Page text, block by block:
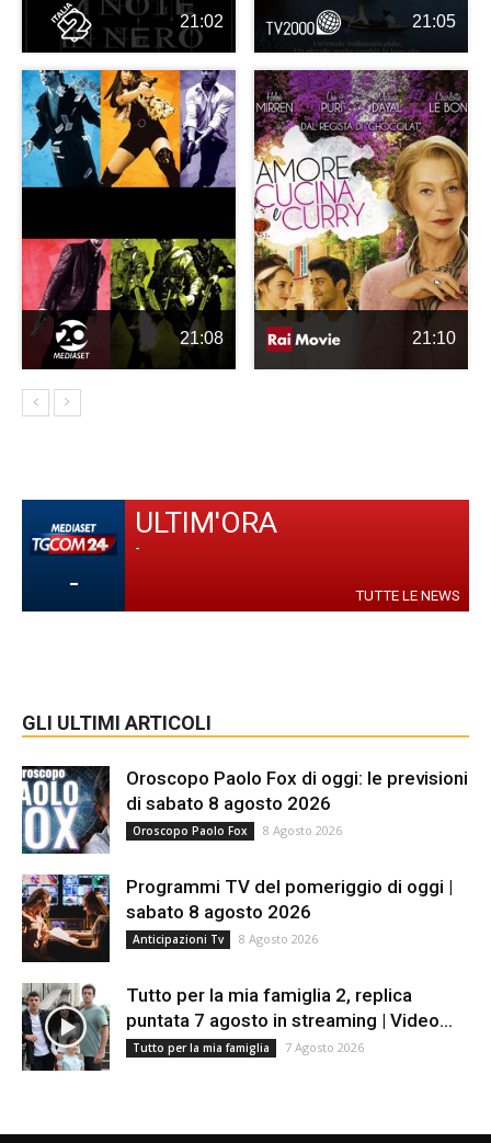
21:02 21:05
21:08 21:10
-
ULTIM'ORA
-
TUTTE LE NEWS
GLI ULTIMI ARTICOLI
Oroscopo Paolo Fox di oggi: le previsioni
di sabato 8 agosto 2026
Oroscopo Paolo Fox 8 Agosto 2026
Programmi TV del pomeriggio di oggi |
sabato 8 agosto 2026
Anticipazioni Tv 8 Agosto 2026
Tutto per la mia famiglia 2, replica
puntata 7 agosto in streaming | Video...
Tutto per la mia famiglia 7 Agosto 2026